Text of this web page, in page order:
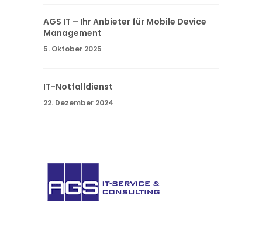
AGS IT – Ihr Anbieter für Mobile Device
Management
5. Oktober 2025
IT-Notfalldienst
22. Dezember 2024